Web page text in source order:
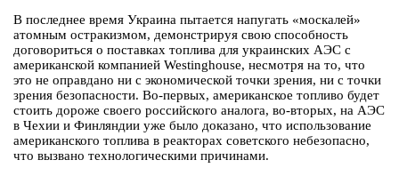
В последнее время Украина пытается напугать «москалей»
атомным остракизмом, демонстрируя свою способность
договориться о поставках топлива для украинских АЭС с
американской компанией Westinghouse, несмотря на то, что
это не оправдано ни с экономической точки зрения, ни с точки
зрения безопасности. Во-первых, американское топливо будет
стоить дороже своего российского аналога, во-вторых, на АЭС
в Чехии и Финляндии уже было доказано, что использование
американского топлива в реакторах советского небезопасно,
что вызвано технологическими причинами.